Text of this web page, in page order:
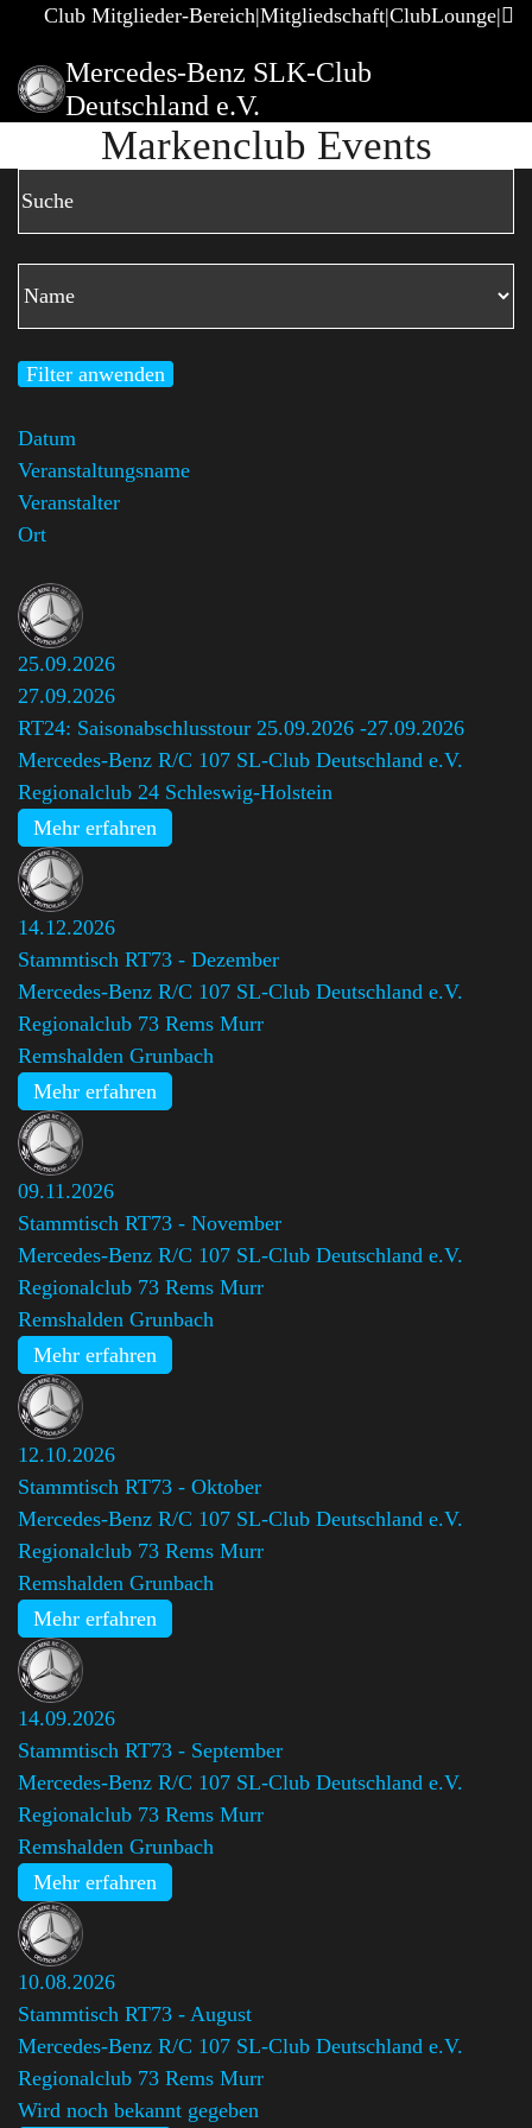
Club Mitglieder-Bereich Mitgliedschaft ClubLounge
Mercedes-Benz SLK-Club
Deutschland e.V.
Markenclub Events
Filter anwenden
Datum
Veranstaltungsname
Veranstalter
Ort
25.09.2026
27.09.2026
RT24: Saisonabschlusstour 25.09.2026 -27.09.2026
Mercedes-Benz R/C 107 SL-Club Deutschland e.V.
Regionalclub 24 Schleswig-Holstein
Mehr erfahren
14.12.2026
Stammtisch RT73 - Dezember
Mercedes-Benz R/C 107 SL-Club Deutschland e.V.
Regionalclub 73 Rems Murr
Remshalden Grunbach
Mehr erfahren
09.11.2026
Stammtisch RT73 - November
Mercedes-Benz R/C 107 SL-Club Deutschland e.V.
Regionalclub 73 Rems Murr
Remshalden Grunbach
Mehr erfahren
12.10.2026
Stammtisch RT73 - Oktober
Mercedes-Benz R/C 107 SL-Club Deutschland e.V.
Regionalclub 73 Rems Murr
Remshalden Grunbach
Mehr erfahren
14.09.2026
Stammtisch RT73 - September
Mercedes-Benz R/C 107 SL-Club Deutschland e.V.
Regionalclub 73 Rems Murr
Remshalden Grunbach
Mehr erfahren
10.08.2026
Stammtisch RT73 - August
Mercedes-Benz R/C 107 SL-Club Deutschland e.V.
Regionalclub 73 Rems Murr
Wird noch bekannt gegeben